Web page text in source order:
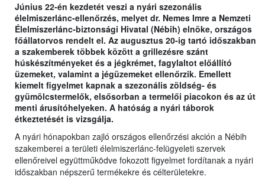
Június 22-én kezdetét veszi a nyári szezonális
élelmiszerlánc-ellenőrzés, melyet dr. Nemes Imre a Nemzeti
Élelmiszerlánc-biztonsági Hivatal (Nébih) elnöke, országos
főállatorvos rendelt el. Az augusztus 20-ig tartó időszakban
a szakemberek többek között a grillezésre szánt
húskészítményeket és a jégkrémet, fagylaltot előállító
üzemeket, valamint a jégüzemeket ellenőrzik. Emellett
kiemelt figyelmet kapnak a szezonális zöldség- és
gyümölcstermelők, elsősorban a termelői piacokon és az út
menti árusítóhelyeken. A hatóság a nyári táborok
étkeztetését is vizsgálja.
A nyári hónapokban zajló országos ellenőrzési akción a Nébih
szakemberei a területi élelmiszerlánc-felügyeleti szervek
ellenőreivel együttműködve fokozott figyelmet fordítanak a nyári
időszakban népszerű termékekre és célterületekre.